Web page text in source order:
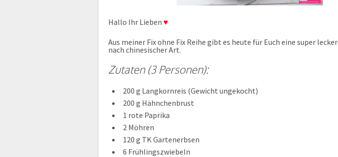
Hallo Ihr Lieben ♥
Aus meiner Fix ohne Fix Reihe gibt es heute für Euch eine super
nach chinesischer Art.
Zutaten (3 Personen):
200 g Langkornreis (Gewicht ungekocht)
200 g Hähnchenbrust
1 rote Paprika
2 Möhren
120 g TK Gartenerbsen
6 Frühlingszwiebeln